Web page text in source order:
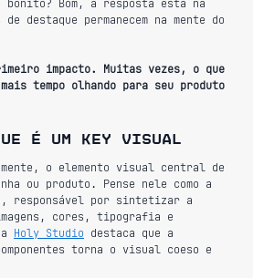
bonito? Bom, a resposta está na
destaque permanecem na mente do
impacto. Muitas vezes, o que
tempo olhando para seu produto
é um key visual
o elemento visual central de
ou produto. Pense nele como a
responsável por sintetizar a
cores, tipografia e
Holy Studio destaca que a
torna o visual coeso e